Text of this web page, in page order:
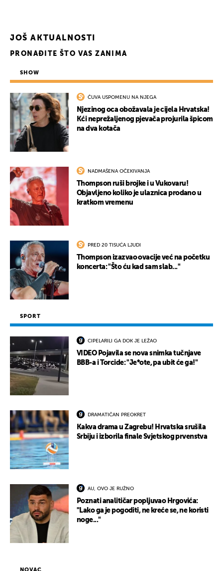
JOŠ AKTUALNOSTI
PRONAĐITE ŠTO VAS ZANIMA
SHOW
ČUVA USPOMENU NA NJEGA
Njezinog oca obožavala je cijela Hrvatska!
Kći neprežaljenog pjevača projurila špicom
na dva kotača
NADMAŠENA OČEKIVANJA
Thompson ruši brojke i u Vukovaru!
Objavljeno koliko je ulaznica prodano u
kratkom vremenu
PRED 20 TISUĆA LJUDI
Thompson izazvao ovacije već na početku
koncerta: "Što ću kad sam slab..."
SPORT
CIPELARILI GA DOK JE LEŽAO
VIDEO Pojavila se nova snimka tučnjave
BBB-a i Torcide: "Je*ote, pa ubit će ga!"
DRAMATIČAN PREOKRET
Kakva drama u Zagrebu! Hrvatska srušila
Srbiju i izborila finale Svjetskog prvenstva
AU, OVO JE RUŽNO
Poznati analitičar popljuvao Hrgovića:
"Lako ga je pogoditi, ne kreće se, ne koristi
noge..."
NOVAC